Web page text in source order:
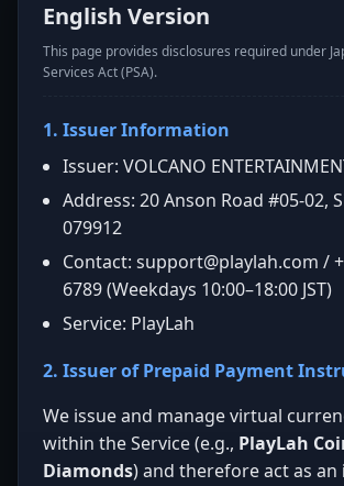
English Version
This page provides disclosures required under
Services Act (PSA).
1. Issuer Information
Issuer: VOLCANO
Address: 20 Anson Road #05-02,
079912
Contact: support@playlah.com /
6789 (Weekdays 10:00–18:00 JST)
Service: PlayLah
2. Issuer of Prepaid Payment
We issue and manage virtual
within the Service (e.g., PlayLah
Diamonds) and therefore act as an